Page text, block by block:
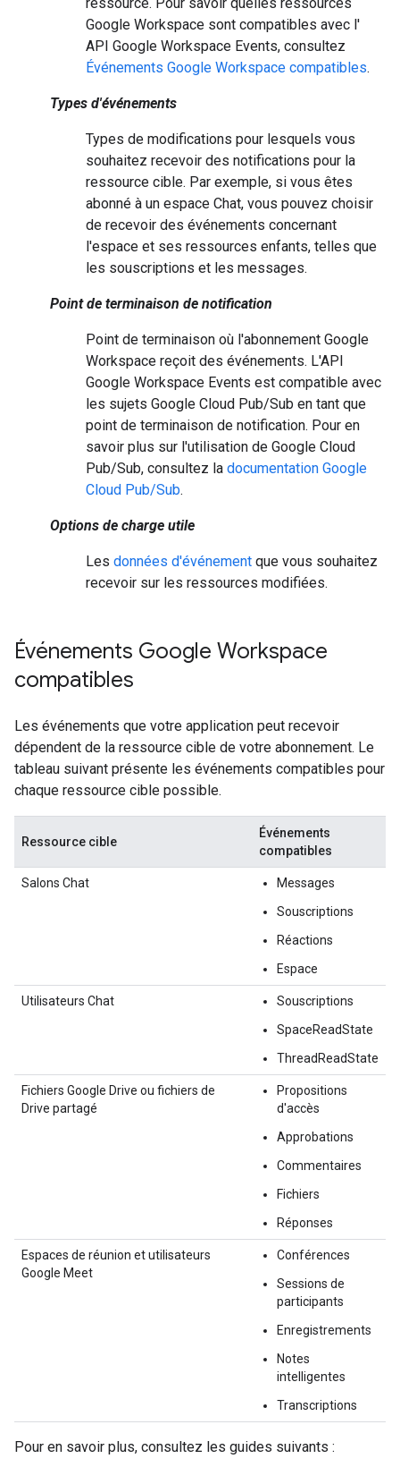
Google Workspace sont compatibles avec l'
API Google Workspace Events, consultez
Événements Google Workspace compatibles.
Types d'événements
Types de modifications pour lesquels vous
souhaitez recevoir des notifications pour la
ressource cible. Par exemple, si vous êtes
abonné à un espace Chat, vous pouvez choisir
de recevoir des événements concernant
l'espace et ses ressources enfants, telles que
les souscriptions et les messages.
Point de terminaison de notification
Point de terminaison où l'abonnement Google
Workspace reçoit des événements. L'API
Google Workspace Events est compatible avec
les sujets Google Cloud Pub/Sub en tant que
point de terminaison de notification. Pour en
savoir plus sur l'utilisation de Google Cloud
Pub/Sub, consultez la documentation Google
Cloud Pub/Sub.
Options de charge utile
Les données d'événement que vous souhaitez
recevoir sur les ressources modifiées.
Événements Google Workspace
compatibles
Les événements que votre application peut recevoir
dépendent de la ressource cible de votre abonnement. Le
tableau suivant présente les événements compatibles pour
chaque ressource cible possible.
Ressource cible
Événements
compatibles
Salons Chat
Messages
Souscriptions
Réactions
Espace
Utilisateurs Chat
Souscriptions
SpaceReadState
ThreadReadState
Fichiers Google Drive ou fichiers de
Drive partagé
Propositions
d'accès
Approbations
Commentaires
Fichiers
Réponses
Espaces de réunion et utilisateurs
Google Meet
Conférences
Sessions de
participants
Enregistrements
Notes
intelligentes
Transcriptions
Pour en savoir plus, consultez les guides suivants :